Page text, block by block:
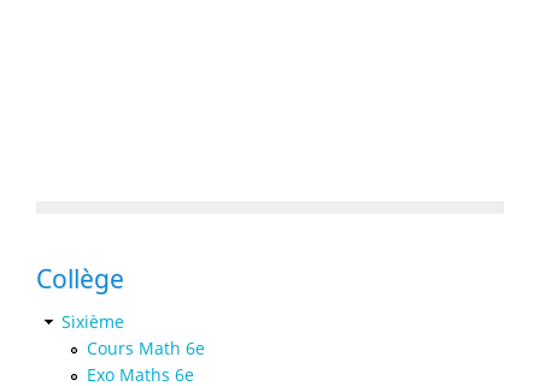
Collège
Sixième
Cours Math 6e
Exo Maths 6e